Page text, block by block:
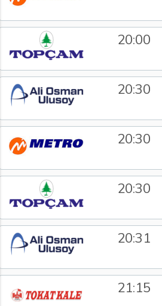
20:00
20:30
20:30
20:30
20:31
21:15